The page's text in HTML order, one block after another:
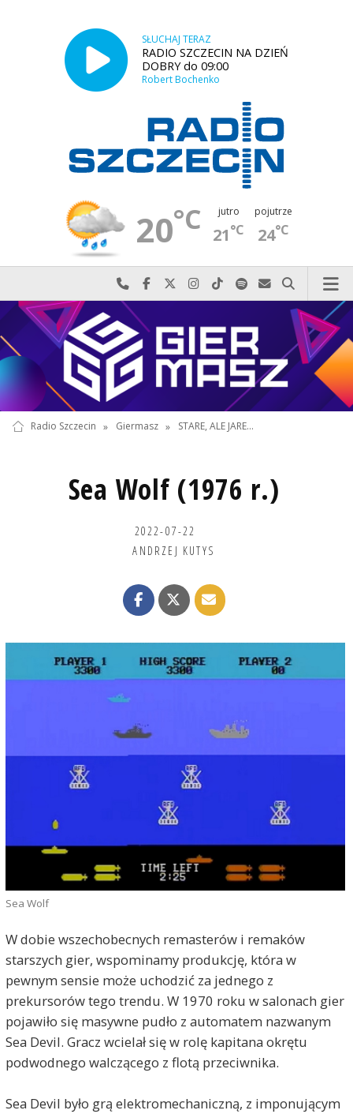
SŁUCHAJ TERAZ
RADIO SZCZECIN NA DZIEŃ
DOBRY do 09:00
Robert Bochenko
20°C jutro
21°C
pojutrze
24°C
Najlepiej po prostu do nas zadzwoń
Odwiedź nas na Facebook-u
Odwiedź nas na X
Odwiedź nas na Instagram-ie
Odwiedź nas na TikTok-u
Szukaj nas na Spotify
Wyślij do nas
Szukaj
Radio Szczecin » Giermasz » STARE, ALE JARE...
Sea Wolf (1976 r.)
2022-07-22
ANDRZEJ KUTYS
Sea Wolf
W dobie wszechobecnych remasterów i remaków
starszych gier, wspominamy produkcję, która w
pewnym sensie może uchodzić za jednego z
prekursorów tego trendu. W 1970 roku w salonach gier
pojawiło się masywne pudło z automatem nazwanym
Sea Devil. Gracz wcielał się w rolę kapitana okrętu
podwodnego walczącego z flotą przeciwnika.
Sea Devil było grą elektromechaniczną, z imponującym